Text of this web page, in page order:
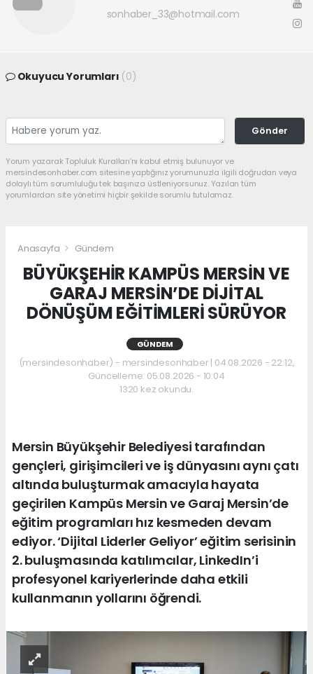
sonhaber_33@hotmail.com
Okuyucu Yorumları (0)
Gönder
Yorum yazarak Topluluk Kuralları’nı kabul etmiş bulunuyor ve
mersindesonhaber.com sitesine yaptığınız yorumunuzla ilgili doğrudan veya
dolaylı tüm sorumluluğu tek başınıza üstleniyorsunuz. Yazılan tüm
yorumlardan site yönetimi hiçbir şekilde sorumlu tutulamaz.
Anasayfa Gündem
BÜYÜKŞEHİR KAMPÜS MERSİN VE
GARAJ MERSİN’DE DİJİTAL
DÖNÜŞÜM EĞİTİMLERİ SÜRÜYOR
GÜNDEM
(mersindesonhaber) - mersindesonhaber | 04.08.2026 - 22:12,
Güncelleme: 05.08.2026 - 10:04
1320 kez okundu.
Mersin Büyükşehir Belediyesi tarafından
gençleri, girişimcileri ve iş dünyasını aynı çatı
altında buluşturmak amacıyla hayata
geçirilen Kampüs Mersin ve Garaj Mersin’de
eğitim programları hız kesmeden devam
ediyor. ‘Dijital Liderler Geliyor’ eğitim serisinin
2. buluşmasında katılımcılar, LinkedIn’i
profesyonel kariyerlerinde daha etkili
kullanmanın yollarını öğrendi.